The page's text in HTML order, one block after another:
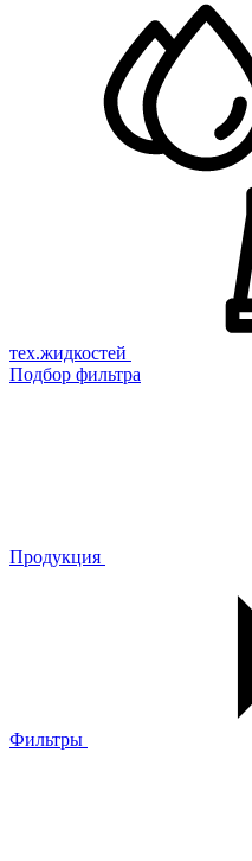
тех.жидкостей
Подбор фильтра
Продукция
Фильтры